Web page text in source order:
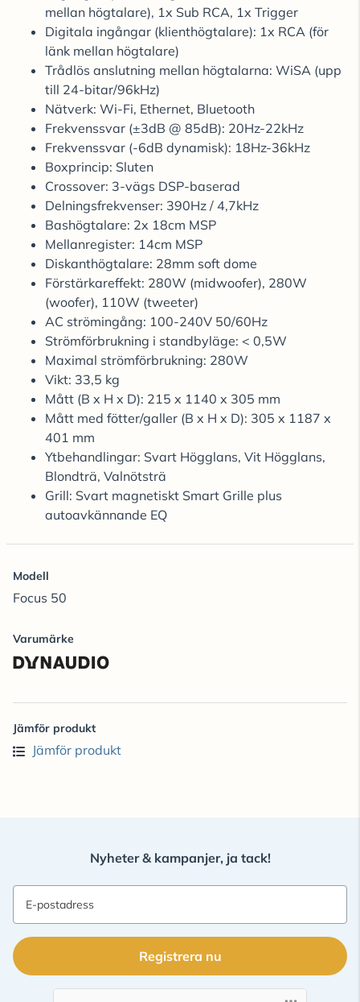
mellan högtalare), 1x Sub RCA, 1x Trigger
Digitala ingångar (klienthögtalare): 1x RCA (för
länk mellan högtalare)
Trådlös anslutning mellan högtalarna: WiSA (upp
till 24-bitar/96kHz)
Nätverk: Wi-Fi, Ethernet, Bluetooth
Frekvenssvar (±3dB @ 85dB): 20Hz-22kHz
Frekvenssvar (-6dB dynamisk): 18Hz-36kHz
Boxprincip: Sluten
Crossover: 3-vägs DSP-baserad
Delningsfrekvenser: 390Hz / 4,7kHz
Bashögtalare: 2x 18cm MSP
Mellanregister: 14cm MSP
Diskanthögtalare: 28mm soft dome
Förstärkareffekt: 280W (midwoofer), 280W
(woofer), 110W (tweeter)
AC strömingång: 100-240V 50/60Hz
Strömförbrukning i standbyläge: < 0,5W
Maximal strömförbrukning: 280W
Vikt: 33,5 kg
Mått (B x H x D): 215 x 1140 x 305 mm
Mått med fötter/galler (B x H x D): 305 x 1187 x
401 mm
Ytbehandlingar: Svart Högglans, Vit Högglans,
Blondträ, Valnötsträ
Grill: Svart magnetiskt Smart Grille plus
autoavkännande EQ
Modell
Focus 50
Varumärke
Jämför produkt
Jämför produkt
Nyheter & kampanjer, ja tack!
E-postadress
Registrera nu